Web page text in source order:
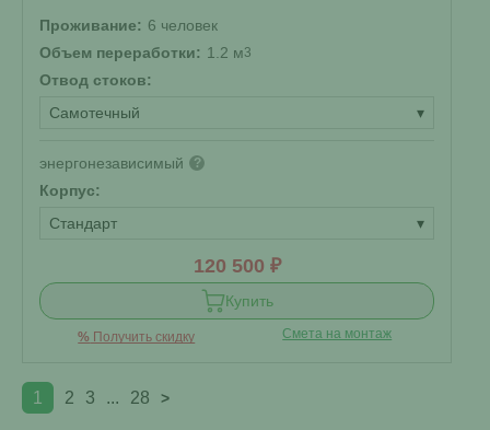
Проживание: 6 человек
Объем переработки: 1.2 м3
Отвод стоков:
Самотечный
▾
энергонезависимый ?
Корпус:
Стандарт
▾
120 500 ₽
Купить
% Получить скидку Смета на монтаж
1 2 3 ... 28 >